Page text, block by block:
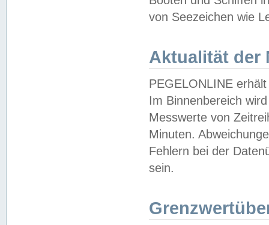
von Seezeichen wie
Aktualität der
PEGELONLINE
Im Binnenbereich
Messwerte von
Minuten.
Fehlern bei der
sein.